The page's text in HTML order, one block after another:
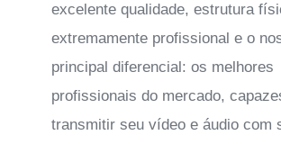
excelente qualidade, estrutura
extremamente profissional e o
principal diferencial: os melhores
profissionais do mercado,
transmitir seu vídeo e áudio com